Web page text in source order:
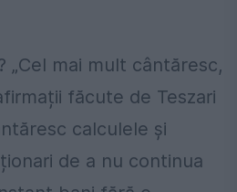
„Cel mai mult cântăresc,
făcute de Teszari
calculele și
de a nu continua